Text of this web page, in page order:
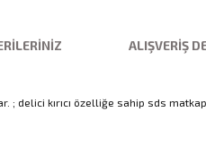
ALIŞVERIŞ
; delici kırıcı özelliğe sahip sds